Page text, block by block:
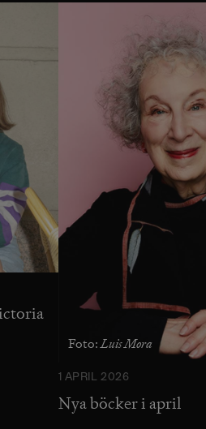
Foto:Luis Mora
1 APRIL 2026
Nya böcker i april